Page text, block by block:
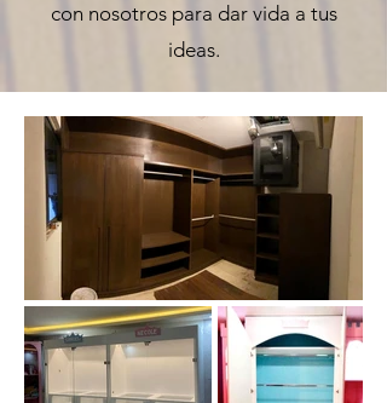
con nosotros para dar vida a tus
ideas.